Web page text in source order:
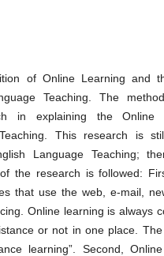
of Online Learning and
Teaching. The
in explaining the Online
This research is
Language Teaching;
the research is followed:
that use the web, e-mail,
Online learning is always
or not in one place.
learning”. Second,